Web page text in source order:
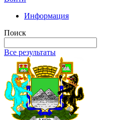
Информация
Поиск
Все результаты